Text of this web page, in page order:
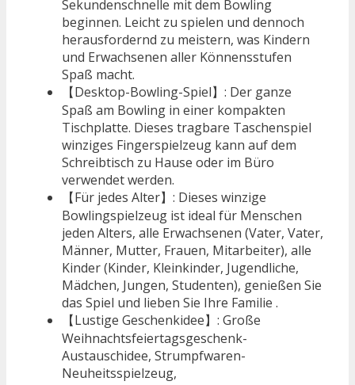
Sekundenschnelle mit dem Bowling
beginnen. Leicht zu spielen und dennoch
herausfordernd zu meistern, was Kindern
und Erwachsenen aller Könnensstufen
Spaß macht.
【Desktop-Bowling-Spiel】: Der ganze
Spaß am Bowling in einer kompakten
Tischplatte. Dieses tragbare Taschenspiel
winziges Fingerspielzeug kann auf dem
Schreibtisch zu Hause oder im Büro
verwendet werden.
【Für jedes Alter】: Dieses winzige
Bowlingspielzeug ist ideal für Menschen
jeden Alters, alle Erwachsenen (Vater, Vater,
Männer, Mutter, Frauen, Mitarbeiter), alle
Kinder (Kinder, Kleinkinder, Jugendliche,
Mädchen, Jungen, Studenten), genießen Sie
das Spiel und lieben Sie Ihre Familie .
【Lustige Geschenkidee】: Große
Weihnachtsfeiertagsgeschenk-
Austauschidee, Strumpfwaren-
Neuheitsspielzeug,